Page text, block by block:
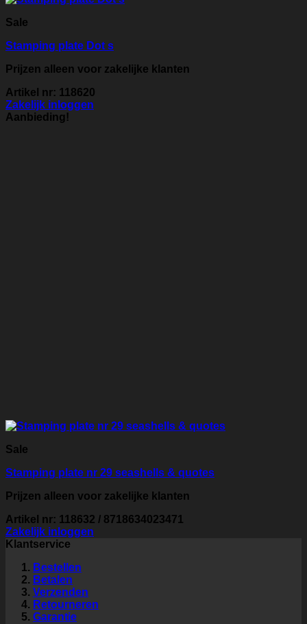
Sale
Stamping plate Dot s
Prijzen alleen voor zakelijke klanten
Artikel nr: 118620
Zakelijk inloggen
Aanbieding!
Sale
Stamping plate nr 29 seashells & quotes
Prijzen alleen voor zakelijke klanten
Artikel nr: 118632 / 8718634023471
Zakelijk inloggen
Klantservice
Bestellen
Betalen
Verzenden
Retourneren
Garantie